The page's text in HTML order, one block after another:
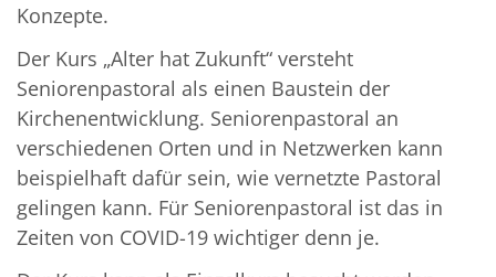
Konzepte.
Der Kurs „Alter hat Zukunft“ versteht
Seniorenpastoral als einen Baustein der
Kirchenentwicklung. Seniorenpastoral an
verschiedenen Orten und in Netzwerken kann
beispielhaft dafür sein, wie vernetzte Pastoral
gelingen kann. Für Seniorenpastoral ist das in
Zeiten von COVID-19 wichtiger denn je.